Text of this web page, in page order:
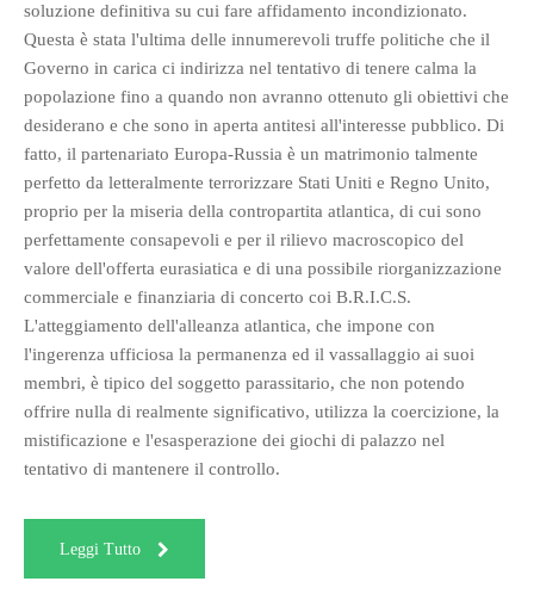
soluzione definitiva su cui fare affidamento incondizionato.
Questa è stata l'ultima delle innumerevoli truffe politiche che il
Governo in carica ci indirizza nel tentativo di tenere calma la
popolazione fino a quando non avranno ottenuto gli obiettivi che
desiderano e che sono in aperta antitesi all'interesse pubblico. Di
fatto, il partenariato Europa-Russia è un matrimonio talmente
perfetto da letteralmente terrorizzare Stati Uniti e Regno Unito,
proprio per la miseria della contropartita atlantica, di cui sono
perfettamente consapevoli e per il rilievo macroscopico del
valore dell'offerta eurasiatica e di una possibile riorganizzazione
commerciale e finanziaria di concerto coi B.R.I.C.S.
L'atteggiamento dell'alleanza atlantica, che impone con
l'ingerenza ufficiosa la permanenza ed il vassallaggio ai suoi
membri, è tipico del soggetto parassitario, che non potendo
offrire nulla di realmente significativo, utilizza la coercizione, la
mistificazione e l'esasperazione dei giochi di palazzo nel
tentativo di mantenere il controllo.
Leggi Tutto